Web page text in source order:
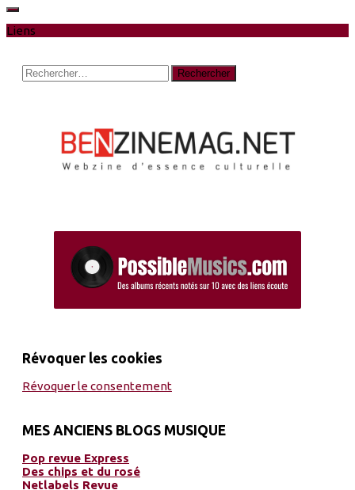
Liens
Rechercher :
Révoquer les cookies
Révoquer le consentement
MES ANCIENS BLOGS MUSIQUE
Pop revue Express
Des chips et du rosé
Netlabels Revue